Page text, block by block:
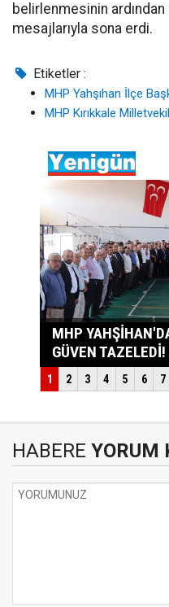
belirlenmesinin
mesajlarıyla sona erdi.
Etiketler :
MHP Yahşıhan İlçe
MHP Kırıkkale
HABERE YORUM